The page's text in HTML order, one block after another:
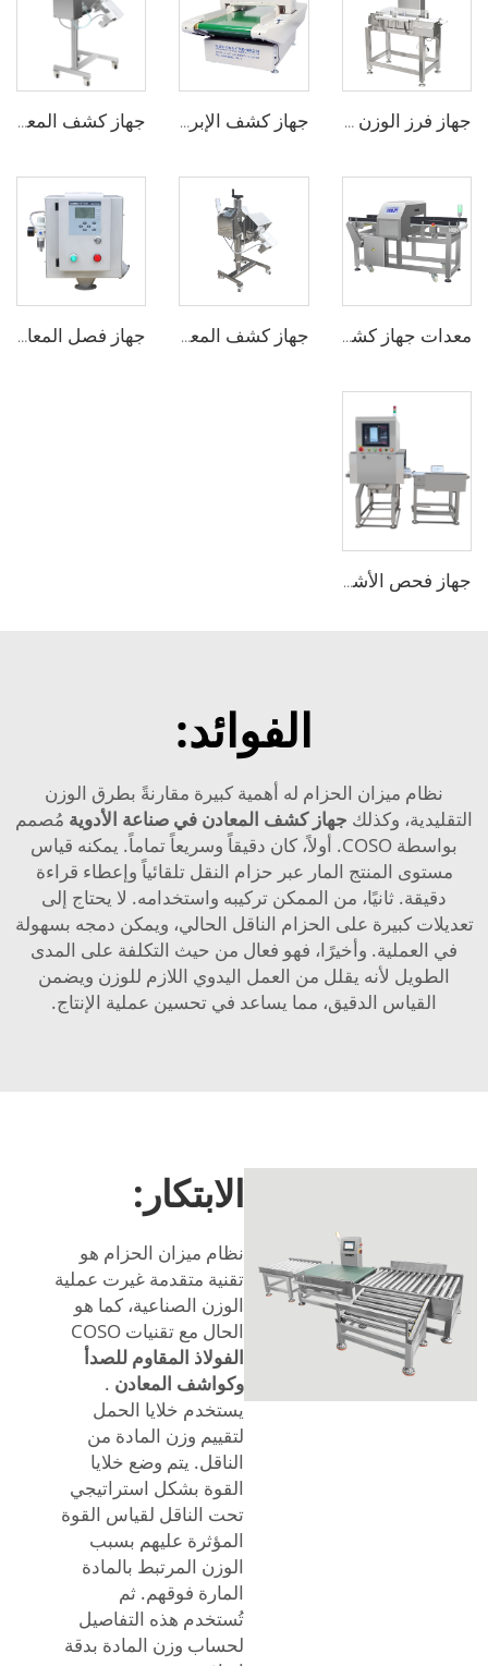
جهاز فرز الوزن الديناميكي عبر الإنترنت CW150 لمراقبة الوزن في صناعة الأغذية جهاز كشف الإبر والمعادن للملابس الداخلية والجوارب والأحذية المعبأة جهاز كشف المعادن للأدوية الصيدلانية لأقراص الكبسولات والأدوية الحبية
معدات جهاز كشف المعادن لصناعة معالجة الأغذية جهاز كشف المعادن الصيدلاني لأقراص الدواء والحبوب جهاز فصل المعادن الحساس للطعام الساقط الحر لحبيبات البلاستيك
جهاز فحص الأشعة السينية الصناعي لاكتشاف الأجسام الغريبة في الأطعمة
الفوائد:
نظام ميزان الحزام له أهمية كبيرة مقارنةً بطرق الوزن
التقليدية، وكذلك جهاز كشف المعادن في صناعة الأدوية مُصمم
بواسطة COSO. أولاً، كان دقيقاً وسريعاً تماماً. يمكنه قياس
مستوى المنتج المار عبر حزام النقل تلقائياً وإعطاء قراءة
دقيقة. ثانيًا، من الممكن تركيبه واستخدامه. لا يحتاج إلى
تعديلات كبيرة على الحزام الناقل الحالي، ويمكن دمجه بسهولة
في العملية. وأخيرًا، فهو فعال من حيث التكلفة على المدى
الطويل لأنه يقلل من العمل اليدوي اللازم للوزن ويضمن
القياس الدقيق، مما يساعد في تحسين عملية الإنتاج.
الابتكار:
نظام ميزان الحزام هو
تقنية متقدمة غيرت عملية
الوزن الصناعية، كما هو
الحال مع تقنيات COSO
الفولاذ المقاوم للصدأ
وكواشف المعادن .
يستخدم خلايا الحمل
لتقييم وزن المادة من
الناقل. يتم وضع خلايا
القوة بشكل استراتيجي
تحت الناقل لقياس القوة
المؤثرة عليهم بسبب
الوزن المرتبط بالمادة
المارة فوقهم. ثم
تُستخدم هذه التفاصيل
لحساب وزن المادة بدقة